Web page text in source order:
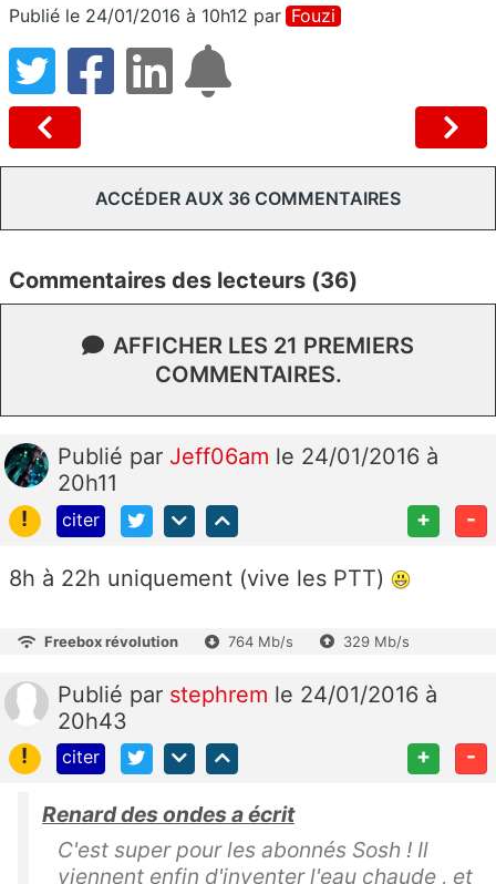
Publié le 24/01/2016 à 10h12 par Fouzi
ACCÉDER AUX 36 COMMENTAIRES
Commentaires des lecteurs (36)
AFFICHER LES 21 PREMIERS
COMMENTAIRES.
Publié par Jeff06am le 24/01/2016 à
20h11
!
citer + -
8h à 22h uniquement (vive les PTT)
Freebox révolution 764 Mb/s 329 Mb/s
Publié par stephrem le 24/01/2016 à
20h43
!
citer + -
Renard des ondes a écrit
C'est super pour les abonnés Sosh ! Il
viennent enfin d'inventer l'eau chaude , et